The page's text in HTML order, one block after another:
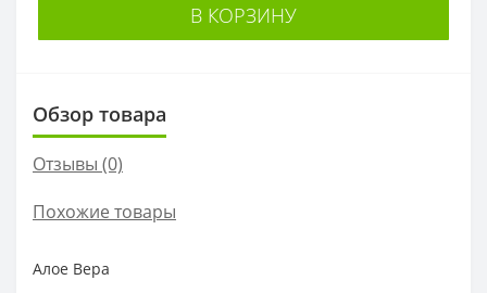
В КОРЗИНУ
Обзор товара
Отзывы (0)
Похожие товары
Алое Вера